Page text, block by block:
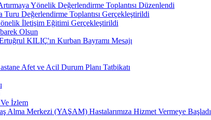
Yönelik Değerlendirme Toplantısı Düzenlendi
Turu Değerlendirme Toplantısı Gerçekleştirildi
İletişim Eğitimi Gerçekleştirildi
Olsun
KILIÇ'ın Kurban Bayramı Mesajı
Afet ve Acil Durum Planı Tatbikatı
İzlem
Alma Merkezi (YAŞAM) Hastalarımıza Hizmet Vermeye Başladı